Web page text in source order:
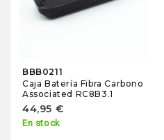
BBB0211
Caja Batería Fibra Carbono
Associated RC8B3.1
44,95 €
En stock